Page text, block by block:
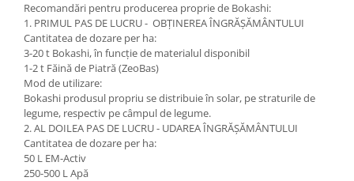
Recomandări pentru producerea proprie de Bokashi:
​1. PRIMUL PAS DE LUCRU - OBȚINEREA ÎNGRĂȘĂMÂNTULUI
Cantitatea de dozare per ha:
3-20 t Bokashi, în funcție de materialul disponibil
1-2 t Făină de Piatră (ZeoBas)
​Mod de utilizare:
Bokashi produsul propriu se distribuie în solar, pe straturile de
legume, respectiv pe câmpul de legume.
2. AL DOILEA PAS DE LUCRU - UDAREA ÎNGRĂȘĂMÂNTULUI
Cantitatea de dozare per ha:
50 L EM-Activ
250-500 L Apă